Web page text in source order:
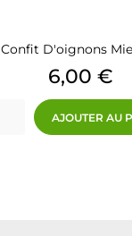
Confit D'oignons
Prix
6,00 €
AJOUTER AU